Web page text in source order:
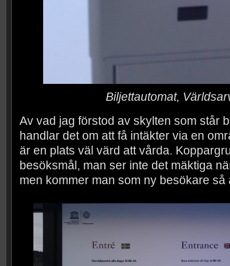
Biljettautomat,
Av vad jag förstod av skylten som står
handlar det om att få intäkter via en
är en plats väl värd att vårda.
besöksmål, man ser inte det mäktiga
men kommer man som ny besökare så